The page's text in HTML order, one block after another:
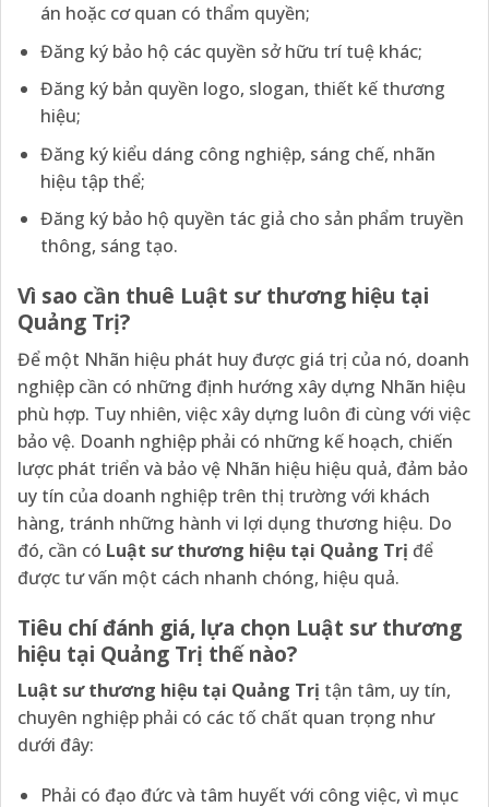
án hoặc cơ quan có thẩm quyền;
Đăng ký bảo hộ các quyền sở hữu trí tuệ khác;
Đăng ký bản quyền logo, slogan, thiết kế thương
hiệu;
Đăng ký kiểu dáng công nghiệp, sáng chế, nhãn
hiệu tập thể;
Đăng ký bảo hộ quyền tác giả cho sản phẩm truyền
thông, sáng tạo.
Vì sao cần thuê Luật sư thương hiệu tại
Quảng Trị?
Để một Nhãn hiệu phát huy được giá trị của nó, doanh
nghiệp cần có những định hướng xây dựng Nhãn hiệu
phù hợp. Tuy nhiên, việc xây dựng luôn đi cùng với việc
bảo vệ. Doanh nghiệp phải có những kế hoạch, chiến
lược phát triển và bảo vệ Nhãn hiệu hiệu quả, đảm bảo
uy tín của doanh nghiệp trên thị trường với khách
hàng, tránh những hành vi lợi dụng thương hiệu. Do
đó, cần có Luật sư thương hiệu tại Quảng Trị để
được tư vấn một cách nhanh chóng, hiệu quả.
Tiêu chí đánh giá, lựa chọn Luật sư thương
hiệu tại Quảng Trị thế nào?
Luật sư thương hiệu tại Quảng Trị tận tâm, uy tín,
chuyên nghiệp phải có các tố chất quan trọng như
dưới đây:
Phải có đạo đức và tâm huyết với công việc, vì mục